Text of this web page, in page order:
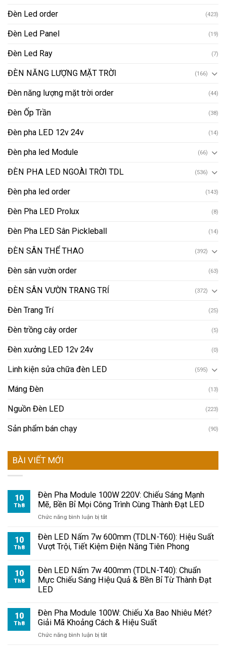
Đèn Led order (423)
Đèn Led Panel (19)
Đèn Led Ray (7)
ĐÈN NĂNG LƯỢNG MẶT TRỜI (166)
Đèn năng lượng mặt trời order (44)
Đèn Ốp Trần (38)
Đèn pha LED 12v 24v (14)
Đèn pha led Module (66)
ĐÈN PHA LED NGOÀI TRỜI TDL (536)
Đèn pha led order (143)
Đèn Pha LED Prolux (8)
Đèn Pha LED Sân Pickleball (14)
ĐÈN SÂN THỂ THAO (392)
Đèn sân vườn order (63)
ĐÈN SÂN VƯỜN TRANG TRÍ (372)
Đèn Trang Trí (25)
Đèn trồng cây order (5)
Đèn xưởng LED 12v 24v (0)
Linh kiện sửa chữa đèn LED (595)
Máng Đèn (13)
Nguồn Đèn LED (223)
Sản phẩm bán chạy (90)
BÀI VIẾT MỚI
10
Th8
Đèn Pha Module 100W 220V: Chiếu Sáng Mạnh
Mẽ, Bền Bỉ Mọi Công Trình Cùng Thành Đạt LED
Chức năng bình luận bị tắtở
Pha
Module
100W
Chiếu
Sáng
Bỉ
Mọi
Công
10
Th8
Đèn LED Nấm 7w 600mm (TDLN-T60): Hiệu Suất
Vượt Trội, Tiết Kiệm Điện Năng Tiên Phong
10
Th8
Đèn LED Nấm 7w 400mm (TDLN-T40): Chuẩn
Mực Chiếu Sáng Hiệu Quả & Bền Bỉ Từ Thành Đạt
LED
10
Th8
Đèn Pha Module 100W: Chiếu Xa Bao Nhiêu Mét?
Giải Mã Khoảng Cách & Hiệu Suất
Chức năng bình luận bị tắtở